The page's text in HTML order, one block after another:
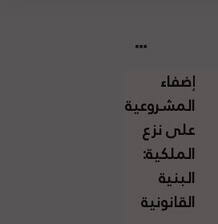
إضفاء
المشروعية
على نزع
الملكية:
البنية
القانونية